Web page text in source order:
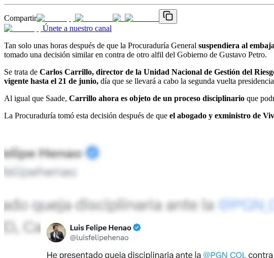
Compartir
Únete a nuestro canal
Tan solo unas horas después de que la Procuraduría General suspendiera al
tomado una decisión similar en contra de otro alfil del Gobierno de Gustavo Petro.
Se trata de Carlos Carrillo, director de la Unidad Nacional de Gestión del
vigente hasta el 21 de junio, día que se llevará a cabo la segunda vuelta
Al igual que Saade, Carrillo ahora es objeto de un proceso disciplinario que
La Procuraduría tomó esta decisión después de que el abogado y exministro de